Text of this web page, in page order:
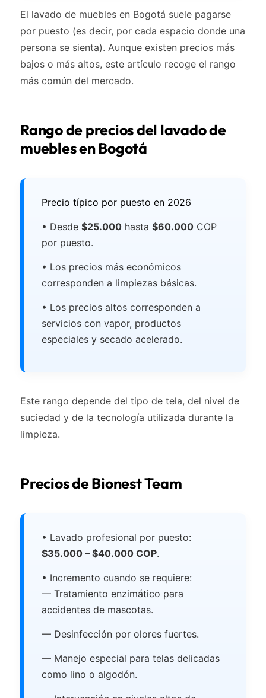
El lavado de muebles en Bogotá suele pagarse
por puesto (es decir, por cada espacio donde una
persona se sienta). Aunque existen precios más
bajos o más altos, este artículo recoge el rango
más común del mercado.
Rango de precios del lavado de
muebles en Bogotá
Precio típico por puesto en 2026
• Desde $25.000 hasta $60.000 COP
por puesto.
• Los precios más económicos
corresponden a limpiezas básicas.
• Los precios altos corresponden a
servicios con vapor, productos
especiales y secado acelerado.
Este rango depende del tipo de tela, del nivel de
suciedad y de la tecnología utilizada durante la
limpieza.
Precios de Bionest Team
• Lavado profesional por puesto:
$35.000 – $40.000 COP.
• Incremento cuando se requiere:
— Tratamiento enzimático para
accidentes de mascotas.
— Desinfección por olores fuertes.
— Manejo especial para telas delicadas
como lino o algodón.